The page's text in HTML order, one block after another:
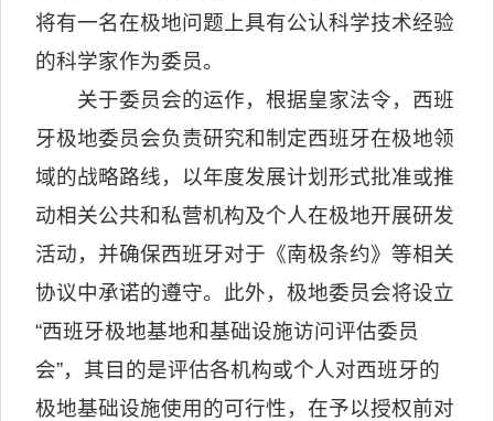
将有一名在极地问题上具有公认科学技术经验
的科学家作为委员。
关于委员会的运作，根据皇家法令，西班
牙极地委员会负责研究和制定西班牙在极地领
域的战略路线，以年度发展计划形式批准或推
动相关公共和私营机构及个人在极地开展研发
活动，并确保西班牙对于《南极条约》等相关
协议中承诺的遵守。此外，极地委员会将设立
“西班牙极地基地和基础设施访问评估委员
会”，其目的是评估各机构或个人对西班牙的
极地基础设施使用的可行性，在予以授权前对